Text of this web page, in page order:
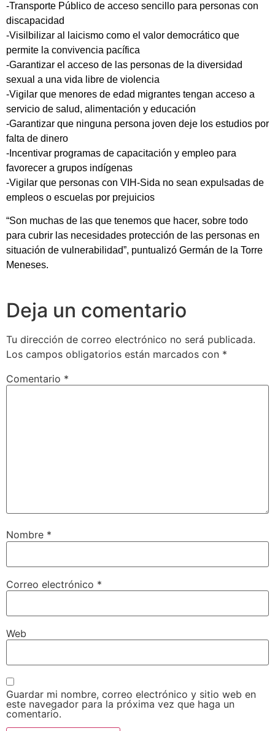
-Transporte Público de acceso sencillo para personas con
discapacidad
-Visilbilizar al laicismo como el valor democrático que
permite la convivencia pacífica
-Garantizar el acceso de las personas de la diversidad
sexual a una vida libre de violencia
-Vigilar que menores de edad migrantes tengan acceso a
servicio de salud, alimentación y educación
-Garantizar que ninguna persona joven deje los estudios por
falta de dinero
-Incentivar programas de capacitación y empleo para
favorecer a grupos indígenas
-Vigilar que personas con VIH-Sida no sean expulsadas de
empleos o escuelas por prejuicios
“Son muchas de las que tenemos que hacer, sobre todo
para cubrir las necesidades protección de las personas en
situación de vulnerabilidad”, puntualizó Germán de la Torre
Meneses.
Deja un comentario
Tu dirección de correo electrónico no será publicada.
Los campos obligatorios están marcados con *
Comentario *
Nombre *
Correo electrónico *
Web
Guardar mi nombre, correo electrónico y sitio web en
este navegador para la próxima vez que haga un
comentario.